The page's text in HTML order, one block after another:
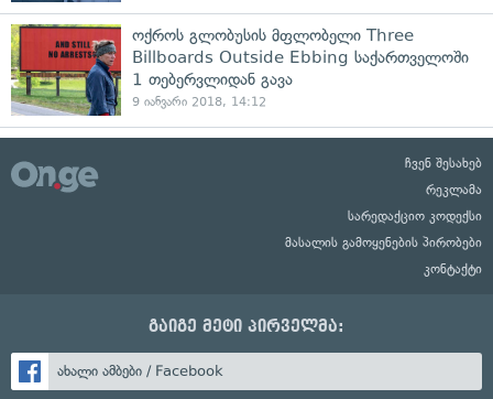
ოქროს გლობუსის მფლობელი Three
Billboards Outside Ebbing საქართველოში
1 თებერვლიდან გავა
9 იანვარი 2018, 14:12
ჩვენ შესახებ
რეკლამა
სარედაქციო კოდექსი
მასალის გამოყენების პირობები
კონტაქტი
გაიგე მეტი პირველმა:
ახალი ამბები / Facebook